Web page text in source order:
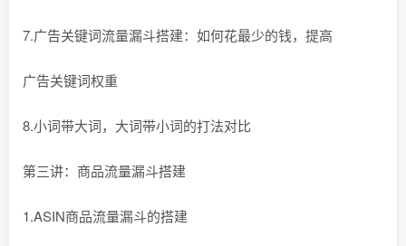
7.广告关键词流量漏斗搭建：如何花最少的钱，提高
广告关键词权重
8.小词带大词，大词带小词的打法对比
第三讲：商品流量漏斗搭建
1.ASIN商品流量漏斗的搭建